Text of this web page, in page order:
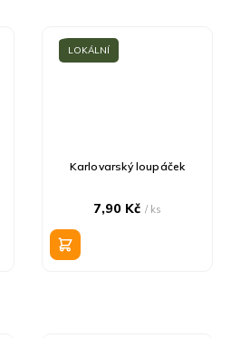
LOKÁLNÍ
Karlovarský loupáček
7,90 Kč / ks